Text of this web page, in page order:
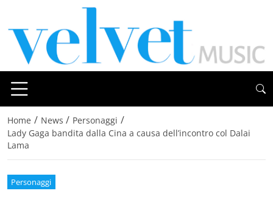
Home / News / Personaggi /
Lady Gaga bandita dalla Cina a causa dell’incontro col Dalai
Lama
Personaggi